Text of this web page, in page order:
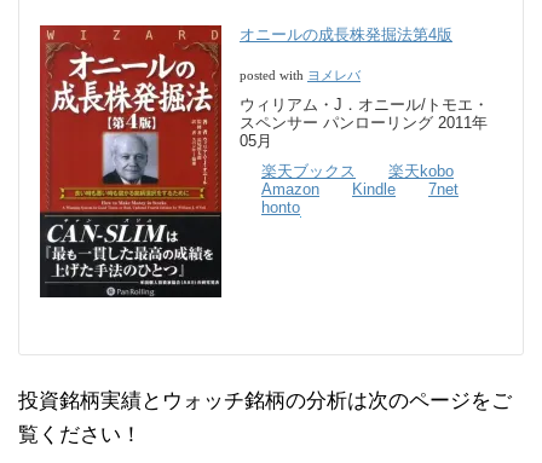
オニールの成長株発掘法第4版
posted with ヨメレバ
ウィリアム・J．オニール/トモエ・
スペンサー パンローリング 2011年
05月
楽天ブックス
楽天kobo
Amazon
Kindle
7net
honto
投資銘柄実績とウォッチ銘柄の分析は次のページをご
覧ください！